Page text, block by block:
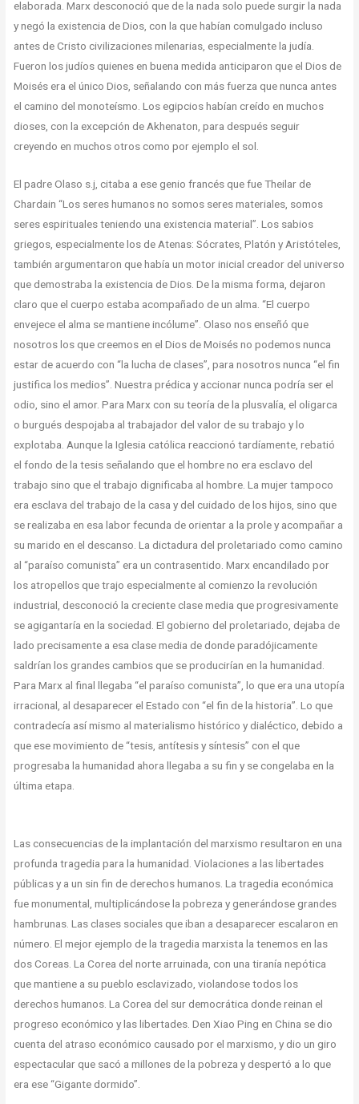
elaborada. Marx desconoció que de la nada solo puede surgir la nada
y negó la existencia de Dios, con la que habían comulgado incluso
antes de Cristo civilizaciones milenarias, especialmente la judía.
Fueron los judíos quienes en buena medida anticiparon que el Dios de
Moisés era el único Dios, señalando con más fuerza que nunca antes
el camino del monoteísmo. Los egipcios habían creído en muchos
dioses, con la excepción de Akhenaton, para después seguir
creyendo en muchos otros como por ejemplo el sol.
El padre Olaso s.j, citaba a ese genio francés que fue Theilar de
Chardain “Los seres humanos no somos seres materiales, somos
seres espirituales teniendo una existencia material”. Los sabios
griegos, especialmente los de Atenas: Sócrates, Platón y Aristóteles,
también argumentaron que había un motor inicial creador del universo
que demostraba la existencia de Dios. De la misma forma, dejaron
claro que el cuerpo estaba acompañado de un alma. “El cuerpo
envejece el alma se mantiene incólume”. Olaso nos enseñó que
nosotros los que creemos en el Dios de Moisés no podemos nunca
estar de acuerdo con “la lucha de clases”, para nosotros nunca “el fin
justifica los medios”. Nuestra prédica y accionar nunca podría ser el
odio, sino el amor. Para Marx con su teoría de la plusvalía, el oligarca
o burgués despojaba al trabajador del valor de su trabajo y lo
explotaba. Aunque la Iglesia católica reaccionó tardíamente, rebatió
el fondo de la tesis señalando que el hombre no era esclavo del
trabajo sino que el trabajo dignificaba al hombre. La mujer tampoco
era esclava del trabajo de la casa y del cuidado de los hijos, sino que
se realizaba en esa labor fecunda de orientar a la prole y acompañar a
su marido en el descanso. La dictadura del proletariado como camino
al “paraíso comunista” era un contrasentido. Marx encandilado por
los atropellos que trajo especialmente al comienzo la revolución
industrial, desconoció la creciente clase media que progresivamente
se agigantaría en la sociedad. El gobierno del proletariado, dejaba de
lado precisamente a esa clase media de donde paradójicamente
saldrían los grandes cambios que se producirían en la humanidad.
Para Marx al final llegaba “el paraíso comunista”, lo que era una utopía
irracional, al desaparecer el Estado con “el fin de la historia”. Lo que
contradecía así mismo al materialismo histórico y dialéctico, debido a
que ese movimiento de “tesis, antítesis y síntesis” con el que
progresaba la humanidad ahora llegaba a su fin y se congelaba en la
última etapa.
Las consecuencias de la implantación del marxismo resultaron en una
profunda tragedia para la humanidad. Violaciones a las libertades
públicas y a un sin fin de derechos humanos. La tragedia económica
fue monumental, multiplicándose la pobreza y generándose grandes
hambrunas. Las clases sociales que iban a desaparecer escalaron en
número. El mejor ejemplo de la tragedia marxista la tenemos en las
dos Coreas. La Corea del norte arruinada, con una tiranía nepótica
que mantiene a su pueblo esclavizado, violandose todos los
derechos humanos. La Corea del sur democrática donde reinan el
progreso económico y las libertades. Den Xiao Ping en China se dio
cuenta del atraso económico causado por el marxismo, y dio un giro
espectacular que sacó a millones de la pobreza y despertó a lo que
era ese “Gigante dormido”.